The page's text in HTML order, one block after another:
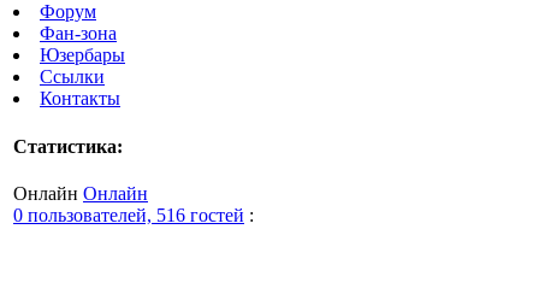
Форум
Фан-зона
Юзербары
Ссылки
Контакты
Статистика:
Онлайн Онлайн
0 пользователей, 516 гостей :